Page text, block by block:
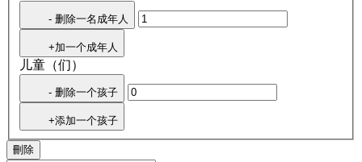
- 删除一名成年人
+加一个成年人
儿童（们）
- 删除一个孩子
+添加一个孩子
刪除